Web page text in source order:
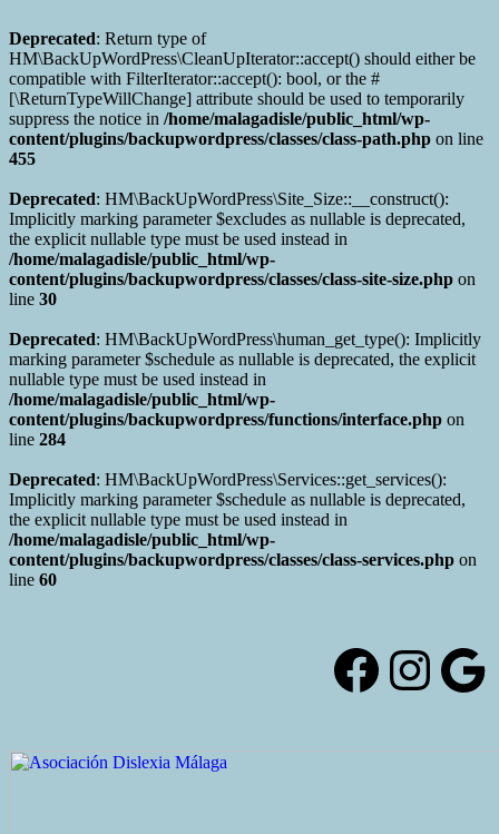
Deprecated: Return type of
HM\BackUpWordPress\CleanUpIterator::accept() should either be
compatible with FilterIterator::accept(): bool, or the #
[\ReturnTypeWillChange] attribute should be used to temporarily
suppress the notice in /home/malagadisle/public_html/wp-
content/plugins/backupwordpress/classes/class-path.php on line
455
Deprecated: HM\BackUpWordPress\Site_Size::__construct():
Implicitly marking parameter $excludes as nullable is deprecated,
the explicit nullable type must be used instead in
/home/malagadisle/public_html/wp-
content/plugins/backupwordpress/classes/class-site-size.php on
line 30
Deprecated: HM\BackUpWordPress\human_get_type(): Implicitly
marking parameter $schedule as nullable is deprecated, the explicit
nullable type must be used instead in
/home/malagadisle/public_html/wp-
content/plugins/backupwordpress/functions/interface.php on
line 284
Deprecated: HM\BackUpWordPress\Services::get_services():
Implicitly marking parameter $schedule as nullable is deprecated,
the explicit nullable type must be used instead in
/home/malagadisle/public_html/wp-
content/plugins/backupwordpress/classes/class-services.php on
line 60
Alternar